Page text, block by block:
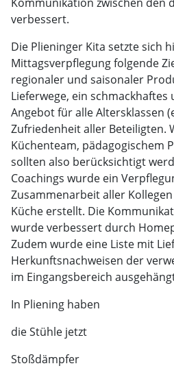
verbessert.
Die Plieninger Kita setzte sich
Mittagsverpflegung folgende
regionaler und saisonaler
Lieferwege, ein
Angebot für alle Altersklassen
Zufriedenheit aller Beteiligten.
Küchenteam, pädagogischem
sollten also berücksichtigt
Coachings wurde ein
Zusammenarbeit aller
Küche erstellt. Die
wurde verbessert durch
Zudem wurde eine Liste mit
Herkunftsnachweisen der
im Eingangsbereich
In Pliening haben
die Stühle jetzt
Stoßdämpfer